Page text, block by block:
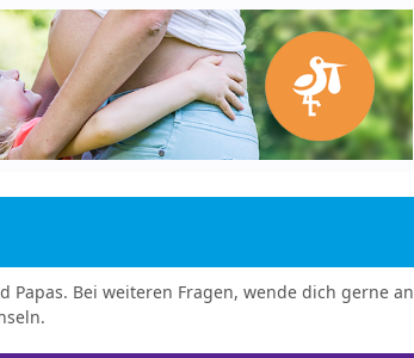
Bei weiteren Fragen, wende dich gerne an